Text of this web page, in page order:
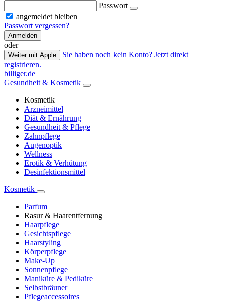
Passwort
angemeldet bleiben
Passwort vergessen?
Anmelden
oder
Weiter mit Apple
Sie haben noch kein Konto? Jetzt direkt
registrieren.
billiger.de
Gesundheit & Kosmetik
Kosmetik
Arzneimittel
Diät & Ernährung
Gesundheit & Pflege
Zahnpflege
Augenoptik
Wellness
Erotik & Verhütung
Desinfektionsmittel
Kosmetik
Parfum
Rasur & Haarentfernung
Haarpflege
Gesichtspflege
Haarstyling
Körperpflege
Make-Up
Sonnenpflege
Maniküre & Pediküre
Selbstbräuner
Pflegeaccessoires